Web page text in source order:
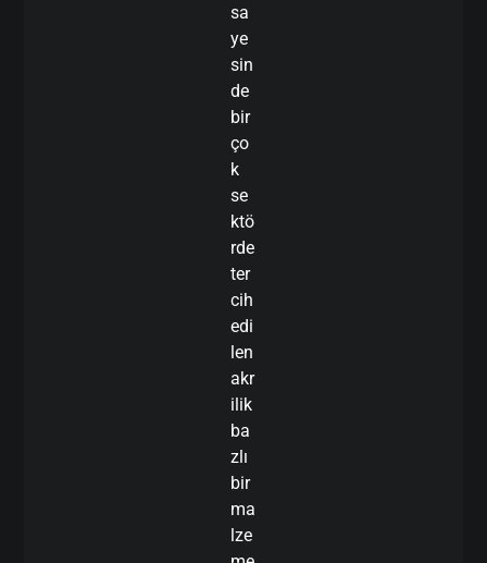
sa
ye
sin
de
bir
ço
k
se
ktö
rde
ter
cih
edi
len
akr
ilik
ba
zlı
bir
ma
lze